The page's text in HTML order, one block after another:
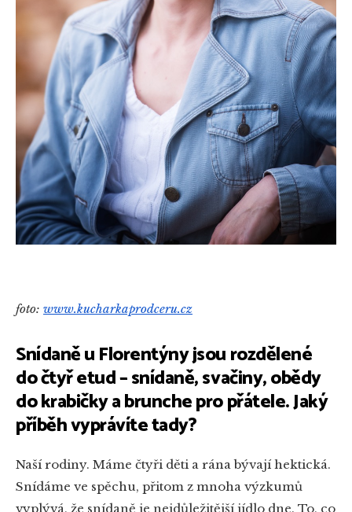
foto: www.kucharkaprodceru.cz
Snídaně u Florentýny jsou rozdělené
do čtyř etud – snídaně, svačiny, obědy
do krabičky a brunche pro přátele. Jaký
příběh vyprávíte tady?
Naší rodiny. Máme čtyři děti a rána bývají hektická.
Snídáme ve spěchu, přitom z mnoha výzkumů
vyplývá, že snídaně je nejdůležitější jídlo dne. To, co